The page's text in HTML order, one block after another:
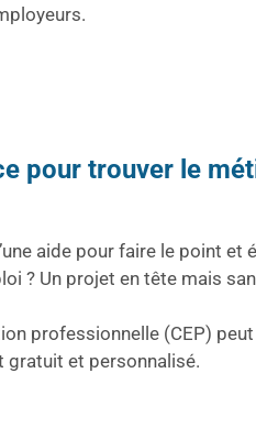
pour trouver le
aide pour faire le point et
? Un projet en tête mais
professionnelle (CEP)
gratuit et personnalisé.